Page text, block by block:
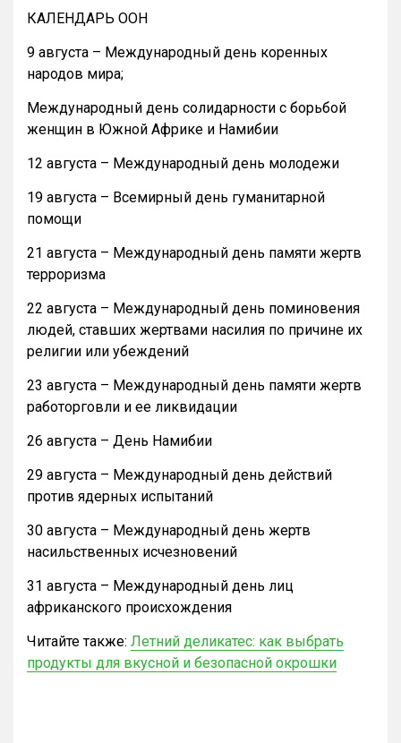
КАЛЕНДАРЬ ООН
9 августа – Международный день коренных
народов мира;
Международный день солидарности с борьбой
женщин в Южной Африке и Намибии
12 августа – Международный день молодежи
19 августа – Всемирный день гуманитарной
помощи
21 августа – Международный день памяти жертв
терроризма
22 августа – Международный день поминовения
людей, ставших жертвами насилия по причине их
религии или убеждений
23 августа – Международный день памяти жертв
работорговли и ее ликвидации
26 августа – День Намибии
29 августа – Международный день действий
против ядерных испытаний
30 августа – Международный день жертв
насильственных исчезновений
31 августа – Международный день лиц
африканского происхождения
Читайте также: Летний деликатес: как выбрать
продукты для вкусной и безопасной окрошки